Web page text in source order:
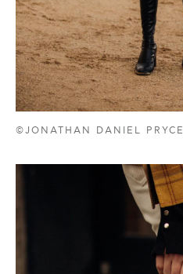
©JONATHAN DANIEL PRYCE